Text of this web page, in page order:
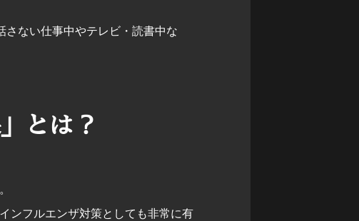
さない仕事中やテレビ・読書中な
とは？
ンフルエンザ対策としても非常に有